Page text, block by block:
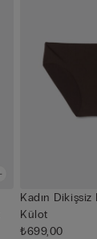
Kadın
Külot
₺699,00